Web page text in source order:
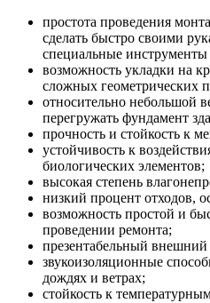
простота проведения
сделать быстро своими
специальные инструменты
возможность укладки на
сложных геометрических
относительно небольшой
перегружать фундамент
прочность и стойкость к
устойчивость к
биологических элементов;
высокая степень
низкий процент отходов,
возможность простой и
проведении ремонта;
презентабельный внешний
звукоизоляционные
дождях и ветрах;
стойкость к